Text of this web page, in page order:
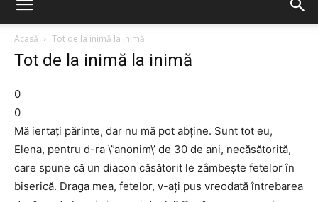
Acasă
Tot de la inimă la inimă
Tot de la inimă la inimă
0
0
Mă iertaţi părinte, dar nu mă pot abţine. Sunt tot eu,
Elena, pentru d-ra \”anonim\’ de 30 de ani, necăsătorită,
care spune că un diacon căsătorit le zâmbeşte fetelor în
biserică. Draga mea, fetelor, v-aţi pus vreodată întrebarea